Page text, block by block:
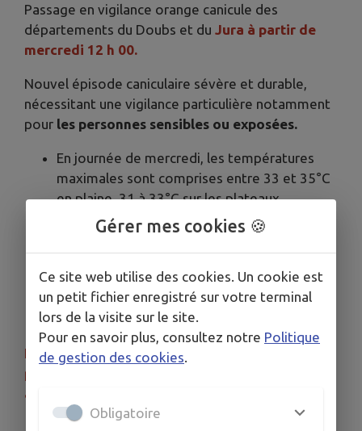
Passage en vigilance orange canicule des
départements du Doubs et du Jura à partir de
mercredi 12 h 00.
Nouvel épisode caniculaire sévère et durable,
nécessitant une vigilance particulière notamment
pour les personnes sensibles ou exposées.
En journée de mercredi, les températures
maximales sont comprises entre 33 et 35°C
en plaine, 31 à 33°C sur les plateaux.
Dans la nuit de mercredi à jeudi, les
En journée de jeudi, les températures
maximales sont comprises entre 34 et 36°C
en plaine, 32 à 34°C sur les plateaux.
L'épisode caniculaire se poursuit très
probablement jusqu'en fin de semaine, voire
au-delà.
Gérer mes cookies 🍪
Ce site web utilise des cookies. Un cookie est
un petit fichier enregistré sur votre terminal
lors de la visite sur le site.
Pour en savoir plus, consultez notre Politique
de gestion des cookies.
Obligatoire